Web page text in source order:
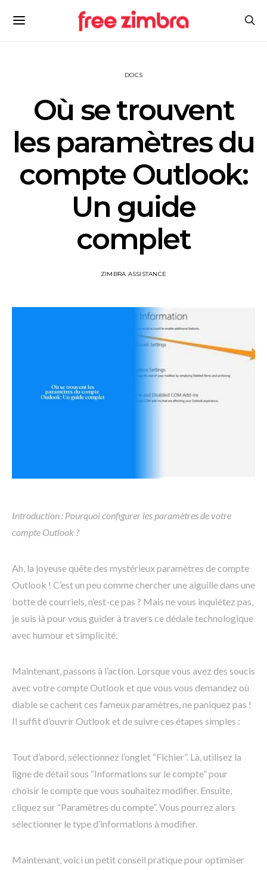
DOCS
Où se trouvent
les paramètres du
compte Outlook:
Un guide
complet
ZIMBRA ASSISTANCE
Introduction : Pourquoi configurer les paramètres de votre
compte Outlook ?
Ah, la joyeuse quête des mystérieux paramètres de compte
Outlook ! C’est un peu comme chercher une aiguille dans une
botte de courriels, n’est-ce pas ? Mais ne vous inquiétez pas,
je suis là pour vous guider à travers ce dédale technologique
avec humour et simplicité.
Maintenant, passons à l’action. Lorsque vous avez des soucis
avec votre compte Outlook et que vous vous demandez où
diable se cachent ces fameux paramètres, ne paniquez pas !
Il suffit d’ouvrir Outlook et de suivre ces étapes simples :
Tout d’abord, sélectionnez l’onglet “Fichier”. Là, utilisez la
ligne de détail sous “Informations sur le compte” pour
choisir le compte que vous souhaitez modifier. Ensuite,
cliquez sur “Paramètres du compte”. Vous pourrez alors
sélectionner le type d’informations à modifier.
Maintenant, voici un petit conseil pratique pour optimiser